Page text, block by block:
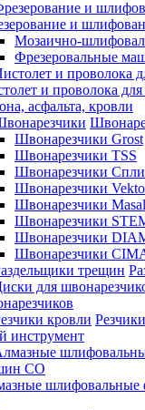
и
Мозаично-
Фрезеровальные
и проволока
асфальта, кровли
Швонарезчики Grost
Швонарезчики TSS
Швонарезчики
Швонарезчики
Швонарезчики
Швонарезчики
Швонарезчики
Швонарезчики
инструмент
шлифовальные